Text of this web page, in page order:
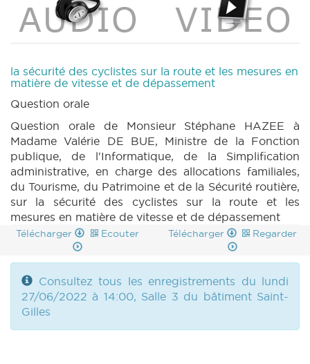
la sécurité des cyclistes sur la route et les mesures en
matière de vitesse et de dépassement
Question orale
Question orale de Monsieur Stéphane HAZEE à
Madame Valérie DE BUE, Ministre de la Fonction
publique, de l'Informatique, de la Simplification
administrative, en charge des allocations familiales,
du Tourisme, du Patrimoine et de la Sécurité routière,
sur la sécurité des cyclistes sur la route et les
mesures en matière de vitesse et de dépassement
Télécharger Ecouter Télécharger Regarder
Consultez tous les enregistrements du lundi
27/06/2022 à 14:00, Salle 3 du bâtiment Saint-
Gilles